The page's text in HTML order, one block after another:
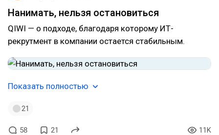
Нанимать, нельзя остановиться
QIWI — о подходе, благодаря которому ИТ-
рекрутмент в компании остается стабильным.
Показать полностью
21
58 21 11K